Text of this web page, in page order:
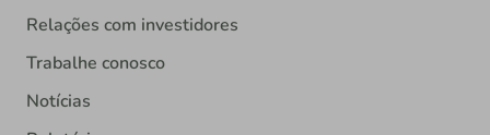
Relações com investidores
Trabalhe conosco
Notícias